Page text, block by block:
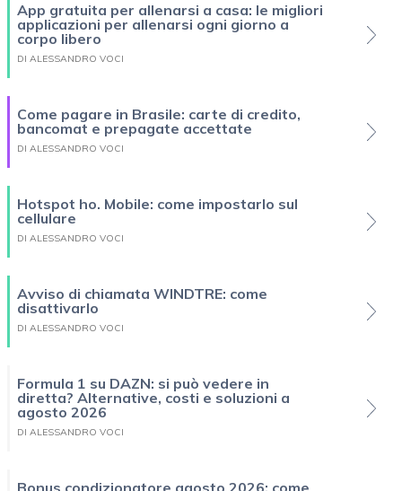
App gratuita per allenarsi a casa: le migliori
applicazioni per allenarsi ogni giorno a
corpo libero
DI ALESSANDRO VOCI
Come pagare in Brasile: carte di credito,
bancomat e prepagate accettate
DI ALESSANDRO VOCI
Hotspot ho. Mobile: come impostarlo sul
cellulare
DI ALESSANDRO VOCI
Avviso di chiamata WINDTRE: come
disattivarlo
DI ALESSANDRO VOCI
Formula 1 su DAZN: si può vedere in
diretta? Alternative, costi e soluzioni a
agosto 2026
DI ALESSANDRO VOCI